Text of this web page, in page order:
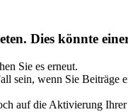
Dies könnte
Sie es erneut.
sein, wenn Sie
auf die Aktivierung